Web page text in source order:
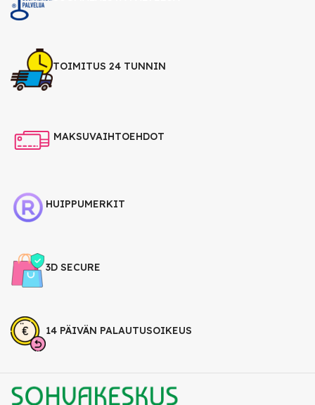
TOIMITUS 24 TUNNIN
MAKSUVAIHTOEHDOT
HUIPPUMERKIT
3D SECURE
14 PÄIVÄN PALAUTUSOIKEUS